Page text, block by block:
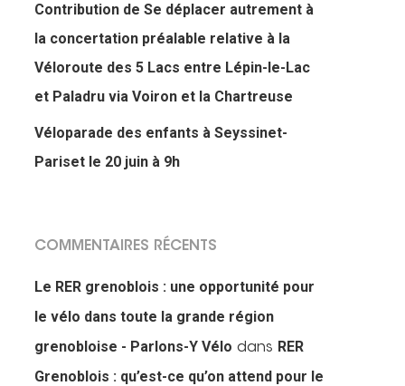
Contribution de Se déplacer autrement à
la concertation préalable relative à la
Véloroute des 5 Lacs entre Lépin-le-Lac
et Paladru via Voiron et la Chartreuse
Véloparade des enfants à Seyssinet-
Pariset le 20 juin à 9h
COMMENTAIRES RÉCENTS
Le RER grenoblois : une opportunité pour
le vélo dans toute la grande région
grenobloise - Parlons-Y Vélo dans RER
Grenoblois : qu’est-ce qu’on attend pour le